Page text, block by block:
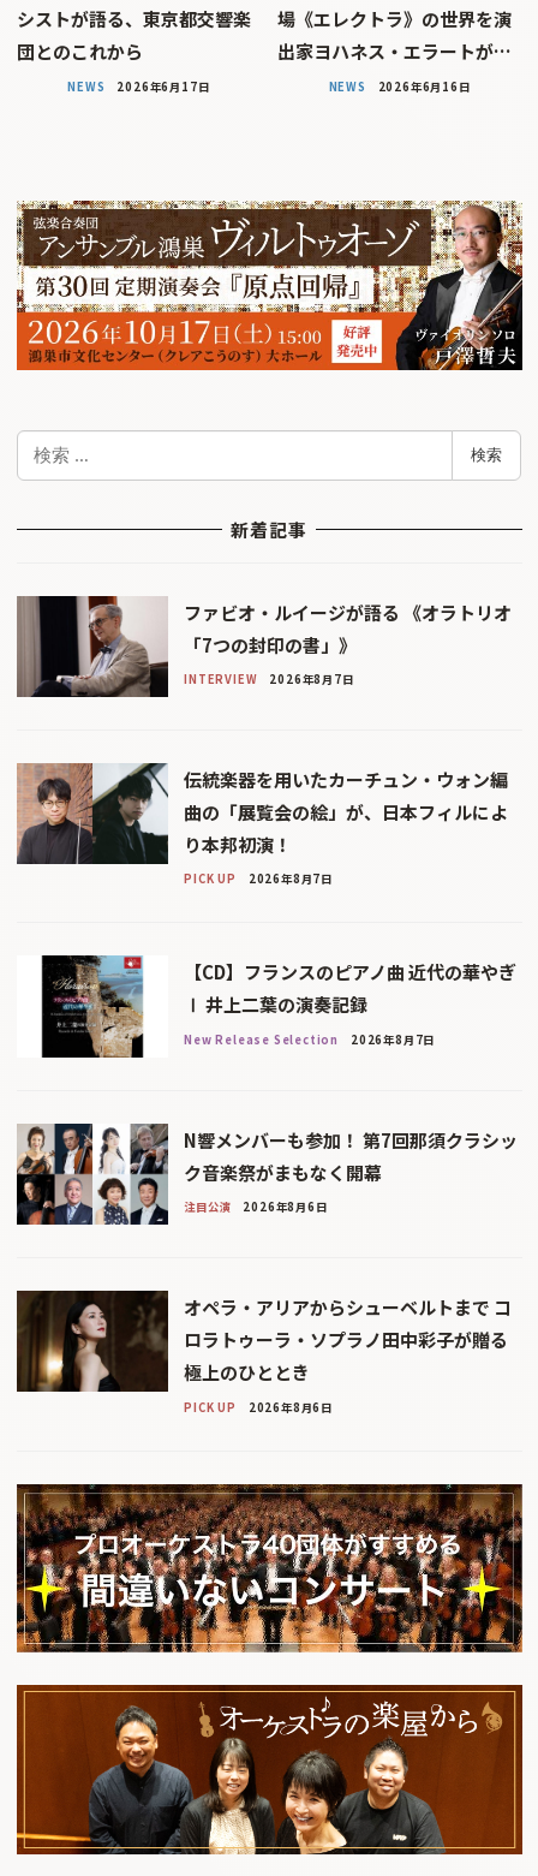
シストが語る、東京都交響楽
団とのこれから
NEWS 2026年6月17日
場《エレクトラ》の世界を演
出家ヨハネス・エラートが…
NEWS 2026年6月16日
検
検索
新着記事
ファビオ・ルイージが語る 《オラトリオ
「7つの封印の書」》
INTERVIEW 2026年8月7日
伝統楽器を用いたカーチュン・ウォン編
曲の「展覧会の絵」が、日本フィルによ
り本邦初演！
PICK UP 2026年8月7日
【CD】フランスのピアノ曲 近代の華やぎ
Ⅰ 井上二葉の演奏記録
New Release Selection 2026年8月7日
N響メンバーも参加！ 第7回那須クラシッ
ク音楽祭がまもなく開幕
注目公演 2026年8月6日
オペラ・アリアからシューベルトまで コ
ロラトゥーラ・ソプラノ田中彩子が贈る
極上のひととき
PICK UP 2026年8月6日